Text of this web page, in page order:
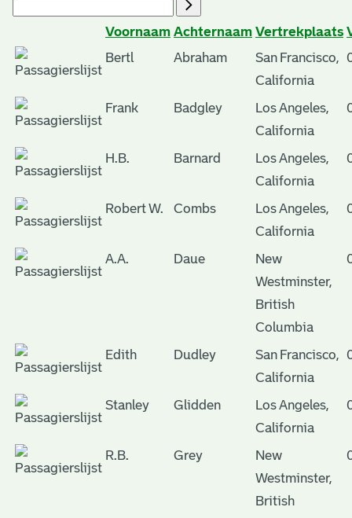
Voornaam Achternaam Vertrekplaats
Bertl
Abraham
San Francisco,
California
Frank Badgley
Los Angeles,
California
H.B. Barnard
Los Angeles,
California
Robert W. Combs
Los Angeles,
California
A.A. Daue
New
Westminster,
British
Columbia
Edith Dudley
San Francisco,
California
Stanley Glidden
Los Angeles,
California
R.B. Grey
New
Westminster,
British